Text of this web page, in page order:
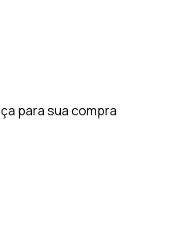
para sua compra